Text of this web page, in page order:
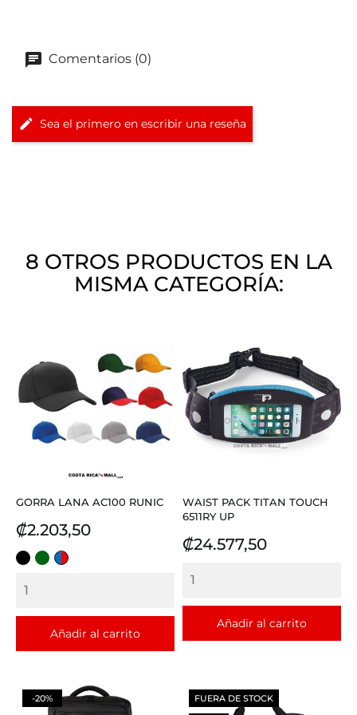
Comentarios (0)
Sea el primero en escribir una reseña
8 OTROS PRODUCTOS EN LA
MISMA CATEGORÍA:
GORRA LANA AC100 RUNIC
Precio
₡2.203,50
NEGRO
VERDE
AZUL
Añadir al carrito
WAIST PACK TITAN TOUCH
6511RY UP
Precio
₡24.577,50
Añadir al carrito
-20% FUERA DE STOCK